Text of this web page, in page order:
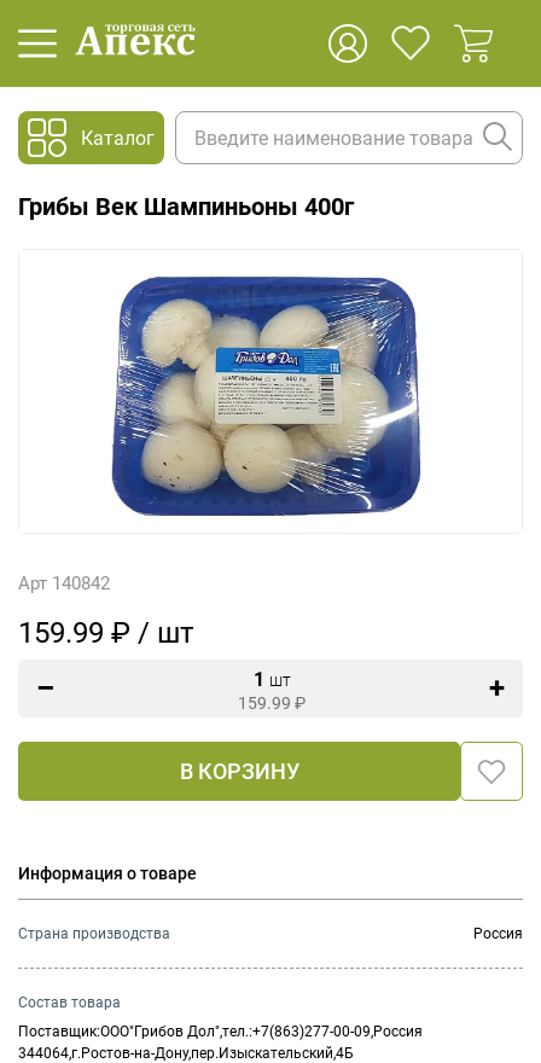
Каталог
Грибы Век Шампиньоны 400г
Арт 140842
159.99 ₽ / шт
1 шт
159.99 ₽
В КОРЗИНУ
Информация о товаре
Страна производства Россия
Состав товара
Поставщик:ООО"Грибов Дол",тел.:+7(863)277-00-09,Россия
344064,г.Ростов-на-Дону,пер.Изыскательский,4Б